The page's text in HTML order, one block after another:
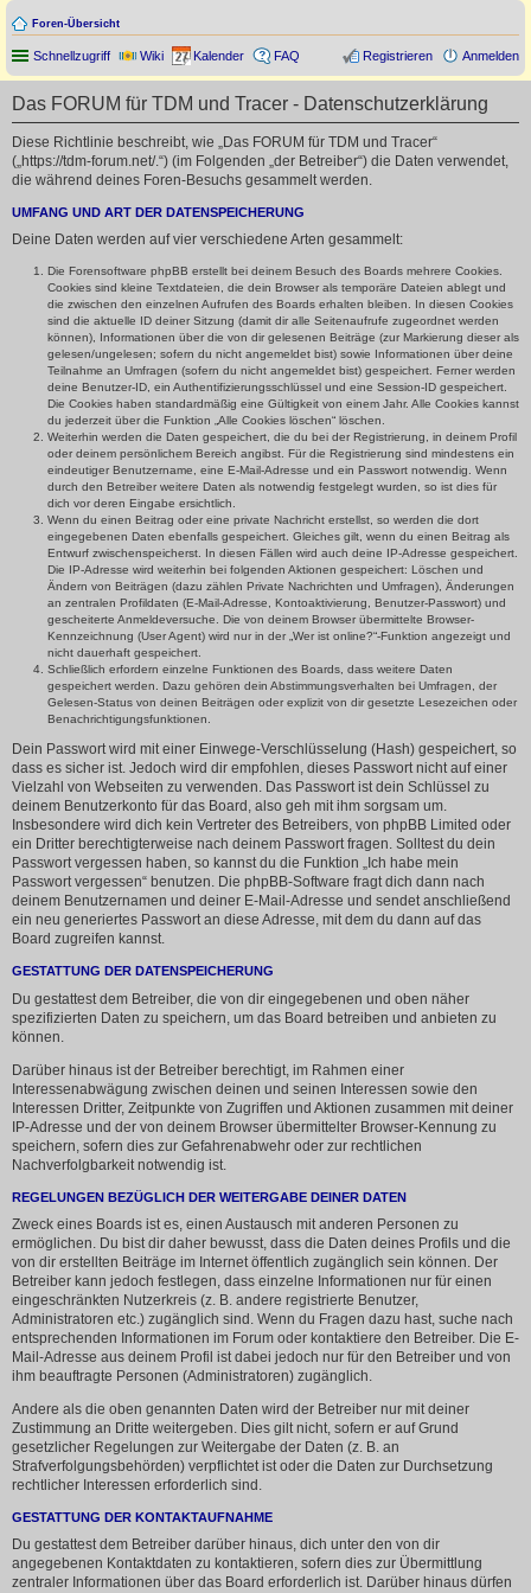
Foren-Übersicht
Schnellzugriff Wiki Kalender FAQ Anmelden
Registrieren
Das FORUM für TDM und Tracer - Datenschutzerklärung
Diese Richtlinie beschreibt, wie „Das FORUM für TDM und Tracer“
(„https://tdm-forum.net/.“) (im Folgenden „der Betreiber“) die Daten verwendet,
die während deines Foren-Besuchs gesammelt werden.
UMFANG UND ART DER DATENSPEICHERUNG
Deine Daten werden auf vier verschiedene Arten gesammelt:
Die Forensoftware phpBB erstellt bei deinem Besuch des Boards mehrere Cookies.
Cookies sind kleine Textdateien, die dein Browser als temporäre Dateien ablegt und
die zwischen den einzelnen Aufrufen des Boards erhalten bleiben. In diesen Cookies
sind die aktuelle ID deiner Sitzung (damit dir alle Seitenaufrufe zugeordnet werden
können), Informationen über die von dir gelesenen Beiträge (zur Markierung dieser als
gelesen/ungelesen; sofern du nicht angemeldet bist) sowie Informationen über deine
Teilnahme an Umfragen (sofern du nicht angemeldet bist) gespeichert. Ferner werden
deine Benutzer-ID, ein Authentifizierungsschlüssel und eine Session-ID gespeichert.
Die Cookies haben standardmäßig eine Gültigkeit von einem Jahr. Alle Cookies kannst
du jederzeit über die Funktion „Alle Cookies löschen“ löschen.
Weiterhin werden die Daten gespeichert, die du bei der Registrierung, in deinem Profil
oder deinem persönlichem Bereich angibst. Für die Registrierung sind mindestens ein
eindeutiger Benutzername, eine E-Mail-Adresse und ein Passwort notwendig. Wenn
durch den Betreiber weitere Daten als notwendig festgelegt wurden, so ist dies für
dich vor deren Eingabe ersichtlich.
Wenn du einen Beitrag oder eine private Nachricht erstellst, so werden die dort
eingegebenen Daten ebenfalls gespeichert. Gleiches gilt, wenn du einen Beitrag als
Entwurf zwischenspeicherst. In diesen Fällen wird auch deine IP-Adresse gespeichert.
Die IP-Adresse wird weiterhin bei folgenden Aktionen gespeichert: Löschen und
Ändern von Beiträgen (dazu zählen Private Nachrichten und Umfragen), Änderungen
an zentralen Profildaten (E-Mail-Adresse, Kontoaktivierung, Benutzer-Passwort) und
gescheiterte Anmeldeversuche. Die von deinem Browser übermittelte Browser-
Kennzeichnung (User Agent) wird nur in der „Wer ist online?“-Funktion angezeigt und
nicht dauerhaft gespeichert.
Schließlich erfordern einzelne Funktionen des Boards, dass weitere Daten
gespeichert werden. Dazu gehören dein Abstimmungsverhalten bei Umfragen, der
Gelesen-Status von deinen Beiträgen oder explizit von dir gesetzte Lesezeichen oder
Benachrichtigungsfunktionen.
Dein Passwort wird mit einer Einwege-Verschlüsselung (Hash) gespeichert, so
dass es sicher ist. Jedoch wird dir empfohlen, dieses Passwort nicht auf einer
Vielzahl von Webseiten zu verwenden. Das Passwort ist dein Schlüssel zu
deinem Benutzerkonto für das Board, also geh mit ihm sorgsam um.
Insbesondere wird dich kein Vertreter des Betreibers, von phpBB Limited oder
ein Dritter berechtigterweise nach deinem Passwort fragen. Solltest du dein
Passwort vergessen haben, so kannst du die Funktion „Ich habe mein
Passwort vergessen“ benutzen. Die phpBB-Software fragt dich dann nach
deinem Benutzernamen und deiner E-Mail-Adresse und sendet anschließend
ein neu generiertes Passwort an diese Adresse, mit dem du dann auf das
Board zugreifen kannst.
GESTATTUNG DER DATENSPEICHERUNG
Du gestattest dem Betreiber, die von dir eingegebenen und oben näher
spezifizierten Daten zu speichern, um das Board betreiben und anbieten zu
können.
Darüber hinaus ist der Betreiber berechtigt, im Rahmen einer
Interessenabwägung zwischen deinen und seinen Interessen sowie den
Interessen Dritter, Zeitpunkte von Zugriffen und Aktionen zusammen mit deiner
IP-Adresse und der von deinem Browser übermittelter Browser-Kennung zu
speichern, sofern dies zur Gefahrenabwehr oder zur rechtlichen
Nachverfolgbarkeit notwendig ist.
REGELUNGEN BEZÜGLICH DER WEITERGABE DEINER DATEN
Zweck eines Boards ist es, einen Austausch mit anderen Personen zu
ermöglichen. Du bist dir daher bewusst, dass die Daten deines Profils und die
von dir erstellten Beiträge im Internet öffentlich zugänglich sein können. Der
Betreiber kann jedoch festlegen, dass einzelne Informationen nur für einen
eingeschränkten Nutzerkreis (z. B. andere registrierte Benutzer,
Administratoren etc.) zugänglich sind. Wenn du Fragen dazu hast, suche nach
entsprechenden Informationen im Forum oder kontaktiere den Betreiber. Die E-
Mail-Adresse aus deinem Profil ist dabei jedoch nur für den Betreiber und von
ihm beauftragte Personen (Administratoren) zugänglich.
Andere als die oben genannten Daten wird der Betreiber nur mit deiner
Zustimmung an Dritte weitergeben. Dies gilt nicht, sofern er auf Grund
gesetzlicher Regelungen zur Weitergabe der Daten (z. B. an
Strafverfolgungsbehörden) verpflichtet ist oder die Daten zur Durchsetzung
rechtlicher Interessen erforderlich sind.
GESTATTUNG DER KONTAKTAUFNAHME
Du gestattest dem Betreiber darüber hinaus, dich unter den von dir
angegebenen Kontaktdaten zu kontaktieren, sofern dies zur Übermittlung
zentraler Informationen über das Board erforderlich ist. Darüber hinaus dürfen